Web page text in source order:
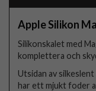
Apple Silikon
Silikonskalet med
komplettera och
Utsidan av
har ett mjukt foder